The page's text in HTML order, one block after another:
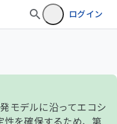
ログイン
モデルに沿ってエコシ